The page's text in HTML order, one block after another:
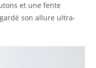
et une fente
son allure ultra-